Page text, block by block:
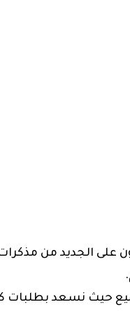
على الجديد من
حيث نسعد بطلبات